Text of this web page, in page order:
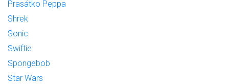
Prasátko Peppa
Shrek
Sonic
Swiftie
Spongebob
Star Wars